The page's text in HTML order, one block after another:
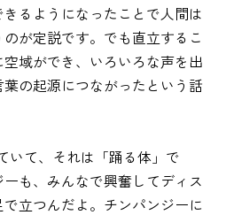
るようになったことで人間は
が定説です。でも直立するこ
域ができ、いろいろな声を出
の起源につながったという話
いて、それは「踊る体」で
も、みんなで興奮してディス
立つんだよ。チンパンジーに